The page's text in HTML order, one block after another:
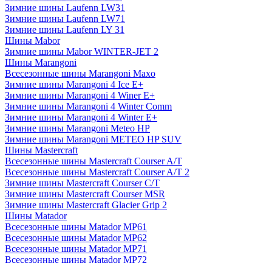
Зимние шины Laufenn LW31
Зимние шины Laufenn LW71
Зимние шины Laufenn LY 31
Шины Mabor
Зимние шины Mabor WINTER-JET 2
Шины Marangoni
Всесезонные шины Marangoni Maxo
Зимние шины Marangoni 4 Ice E+
Зимние шины Marangoni 4 Winer E+
Зимние шины Marangoni 4 Winter Comm
Зимние шины Marangoni 4 Winter E+
Зимние шины Marangoni Meteo HP
Зимние шины Marangoni METEO HP SUV
Шины Mastercraft
Всесезонные шины Mastercraft Courser A/T
Всесезонные шины Mastercraft Courser A/T 2
Зимние шины Mastercraft Courser C/T
Зимние шины Mastercraft Courser MSR
Зимние шины Mastercraft Glacier Grip 2
Шины Matador
Всесезонные шины Matador MP61
Всесезонные шины Matador MP62
Всесезонные шины Matador MP71
Всесезонные шины Matador MP72